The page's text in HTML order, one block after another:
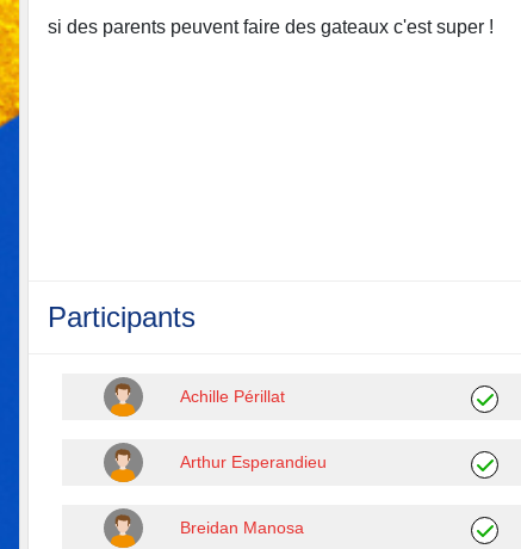
si des parents peuvent faire des gateaux c'est super !
Participants
Achille Périllat
Arthur Esperandieu
Breidan Manosa